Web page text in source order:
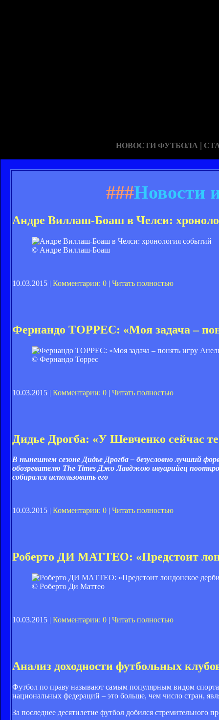
НОВОСТИ ФУТБОЛА |
###Новости
Андре Виллаш-Боаш в Челси:
© Андре Виллаш-Боаш
10.03.2015 | Комментарии: 0 | Читать полностью
Фернандо ТОРРЕС: «Моя задача –
© Фернандо Торрес
10.03.2015 | Комментарии: 0 | Читать полностью
Дидье Дрогба: «У Шевченко сейчас
В нынешнем сезоне Дидье Дрогба – безусловно лучший
обозревателю The Times Джо Лавджою ивуарийец
собирался использовать его
10.03.2015 | Комментарии: 0 | Читать полностью
Роберто ДИ МАТТЕО: «Предстоит
© Роберто Ди Маттео
10.03.2015 | Комментарии: 0 | Читать полностью
Анализ доходности футбольных
Футбол по праву называют самым популярным видом
национальных федераций – это больше, чем число стран,
За последнее десятилетие футбол добился стремительного